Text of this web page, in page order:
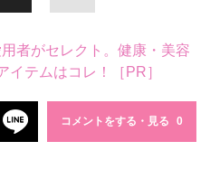
者がセレクト。健康・美容
イテムはコレ！［PR］
コメントをする・見る